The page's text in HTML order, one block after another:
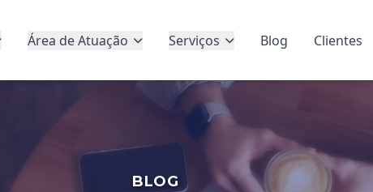
Área de Atuação Serviços Blog Clientes
BLOG